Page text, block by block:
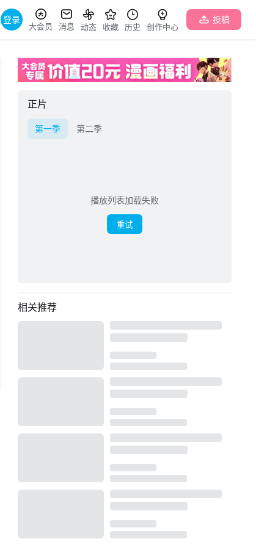
登录
大会员 消息 动态 收藏 历史 创作中心
投稿
正片
第一季 第二季
播放列表加载失败
重试
相关推荐